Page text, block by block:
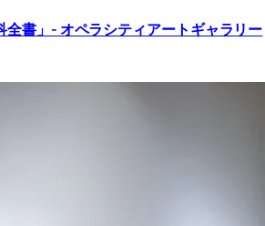
全書」- オペラシティアートギャラリー